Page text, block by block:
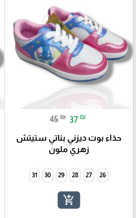
45 ₪ 37 ₪
حذاء بوت ديزني بناتي ستيتش
زهري ملون
26
27
28
29
30
31
add_shopping_cart